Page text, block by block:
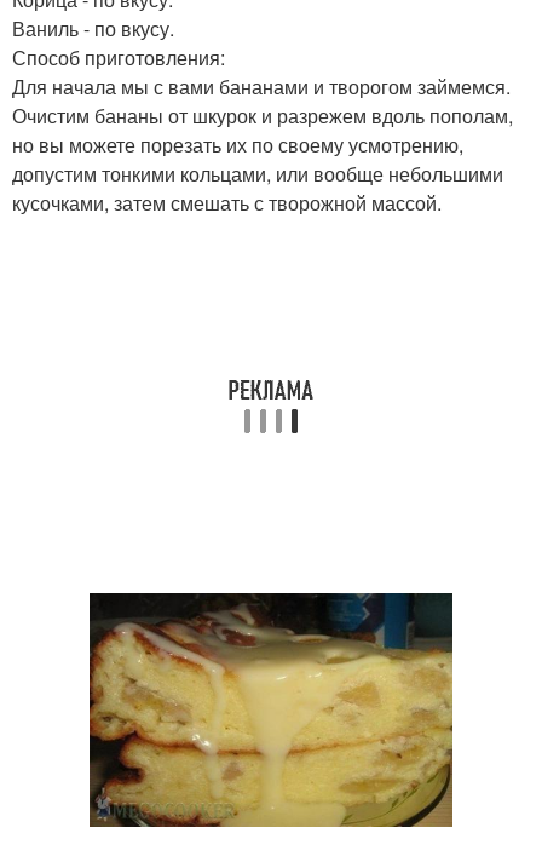
Ваниль - по вкусу.
Способ приготовления:
Для начала мы с вами бананами и творогом займемся.
Очистим бананы от шкурок и разрежем вдоль пополам,
но вы можете порезать их по своему усмотрению,
допустим тонкими кольцами, или вообще небольшими
кусочками, затем смешать с творожной массой.